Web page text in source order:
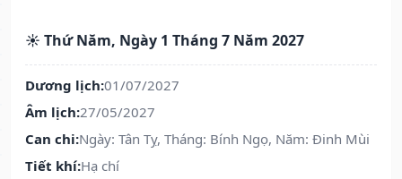
☀️ Thứ Năm, Ngày 1 Tháng 7 Năm 2027
Dương lịch:01/07/2027
Âm lịch:27/05/2027
Can chi:Ngày: Tân Tỵ, Tháng: Bính Ngọ, Năm: Đinh Mùi
Tiết khí:Hạ chí